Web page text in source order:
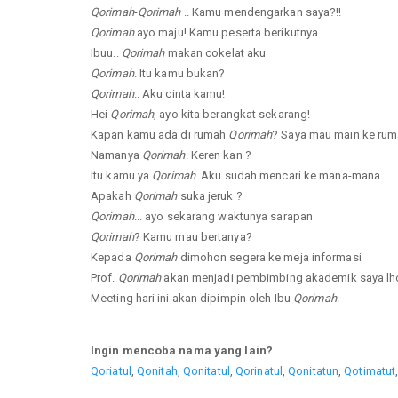
Qorimah-Qorimah.. Kamu mendengarkan saya?!!
Qorimahayo maju! Kamu peserta berikutnya..
Ibuu.. Qorimahmakan cokelat aku
Qorimah. Itu kamu bukan?
Qorimah.. Aku cinta kamu!
Hei Qorimah, ayo kita berangkat sekarang!
Kapan kamu ada di rumah Qorimah? Saya mau main ke
Namanya Qorimah. Keren kan ?
Itu kamu ya Qorimah. Aku sudah mencari ke mana-mana
Apakah Qorimahsuka jeruk ?
Qorimah... ayo sekarang waktunya sarapan
Qorimah? Kamu mau bertanya?
Kepada Qorimahdimohon segera ke meja informasi
Prof. Qorimahakan menjadi pembimbing akademik saya
Meeting hari ini akan dipimpin oleh Ibu Qorimah.
Ingin mencoba nama yang lain?
Qoriatul ,Qonitah Qonitatul ,Qorinatul ,Qonitatun ,Qotimatut